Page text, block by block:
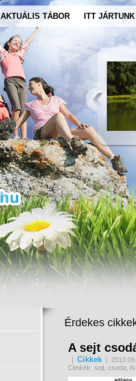
AKTUÁLIS TÁBOR ITT JÁRTUNK
Érdekes
A sejt
| Cikkek |
Cimkék: sejt, csoda,